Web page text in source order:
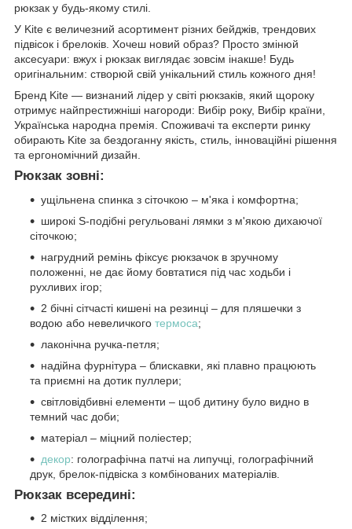
рюкзак у будь-якому стилі.
У Kite є величезний асортимент різних бейджів, трендових
підвісок і брелоків. Хочеш новий образ? Просто змінюй
аксесуари: вжух і рюкзак виглядає зовсім інакше! Будь
оригінальним: створюй свій унікальний стиль кожного дня!
Бренд Kite — визнаний лідер у світі рюкзаків, який щороку
отримує найпрестижніші нагороди: Вибір року, Вибір країни,
Українська народна премія. Споживачі та експерти ринку
обирають Kite за бездоганну якість, стиль, інноваційні рішення
та ергономічний дизайн.
Рюкзак зовні:
ущільнена спинка з сіточкою – м'яка і комфортна;
широкі S-подібні регульовані лямки з м'якою дихаючої
сіточкою;
нагрудний ремінь фіксує рюкзачок в зручному
положенні, не дає йому бовтатися під час ходьби і
рухливих ігор;
2 бічні сітчасті кишені на резинці – для пляшечки з
водою або невеличкого термоса;
лаконічна ручка-петля;
надійна фурнітура – блискавки, які плавно працюють
та приємні на дотик пуллери;
світловідбивні елементи – щоб дитину було видно в
темний час доби;
матеріал – міцний поліестер;
декор: голографічна патчі на липучці, голографічний
друк, брелок-підвіска з комбінованих матеріалів.
Рюкзак всередині:
2 містких відділення;